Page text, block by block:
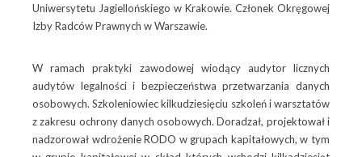
Uniwersytetu Jagiellońskiego w Krakowie. Członek Okręgowej
Izby Radców Prawnych w Warszawie.
W ramach praktyki zawodowej wiodący audytor licznych
audytów legalności i bezpieczeństwa przetwarzania danych
osobowych. Szkoleniowiec kilkudziesięciu szkoleń i warsztatów
z zakresu ochrony danych osobowych. Doradzał, projektował i
nadzorował wdrożenie RODO w grupach kapitałowych, w tym